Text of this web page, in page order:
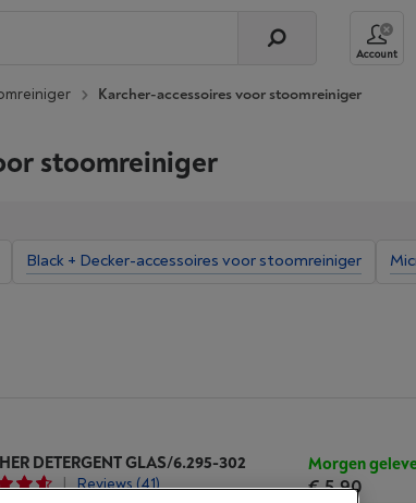
Account
Karcher-accessoires voor stoomreiniger
stoomreiniger
Black + Decker-accessoires voor stoomreiniger
DETERGENT GLAS/6.295-302
| Reviews(41)
Morgen
€ 5,90